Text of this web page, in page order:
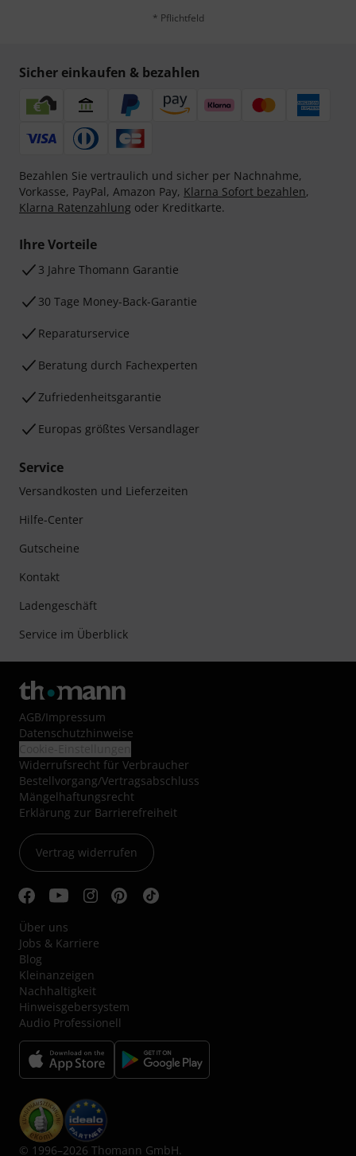
* Pflichtfeld
Sicher einkaufen & bezahlen
Bezahlen Sie vertraulich und sicher per Nachnahme,
Vorkasse, PayPal, Amazon Pay, Klarna Sofort bezahlen,
Klarna Ratenzahlung oder Kreditkarte.
Ihre Vorteile
3 Jahre Thomann Garantie
30 Tage Money-Back-Garantie
Reparaturservice
Beratung durch Fachexperten
Zufriedenheitsgarantie
Europas größtes Versandlager
Service
Versandkosten und Lieferzeiten
Hilfe-Center
Gutscheine
Kontakt
Ladengeschäft
Service im Überblick
AGB/Impressum
Datenschutzhinweise
Widerrufsrecht für Verbraucher
Bestellvorgang/Vertragsabschluss
Mängelhaftungsrecht
Erklärung zur Barrierefreiheit
Vertrag widerrufen
Über uns
Jobs & Karriere
Blog
Kleinanzeigen
Nachhaltigkeit
Hinweisgebersystem
Audio Professionell
© 1996–2026 Thomann GmbH.